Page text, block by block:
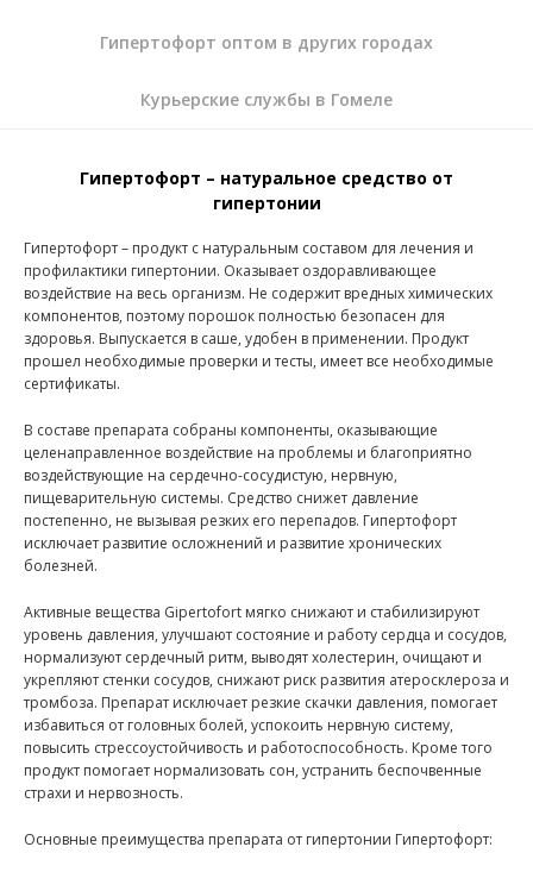
Гипертофорт оптом в других городах
Курьерские службы в Гомеле
Гипертофорт – натуральное средство от
гипертонии
Гипертофорт – продукт с натуральным составом для лечения и
профилактики гипертонии. Оказывает оздоравливающее
воздействие на весь организм. Не содержит вредных химических
компонентов, поэтому порошок полностью безопасен для
здоровья. Выпускается в саше, удобен в применении. Продукт
прошел необходимые проверки и тесты, имеет все необходимые
сертификаты.
В составе препарата собраны компоненты, оказывающие
целенаправленное воздействие на проблемы и благоприятно
воздействующие на сердечно-сосудистую, нервную,
пищеварительную системы. Средство снижет давление
постепенно, не вызывая резких его перепадов. Гипертофорт
исключает развитие осложнений и развитие хронических
болезней.
Активные вещества Gipertofort мягко снижают и стабилизируют
уровень давления, улучшают состояние и работу сердца и сосудов,
нормализуют сердечный ритм, выводят холестерин, очищают и
укрепляют стенки сосудов, снижают риск развития атеросклероза и
тромбоза. Препарат исключает резкие скачки давления, помогает
избавиться от головных болей, успокоить нервную систему,
повысить стрессоустойчивость и работоспособность. Кроме того
продукт помогает нормализовать сон, устранить беспочвенные
страхи и нервозность.
Основные преимущества препарата от гипертонии Гипертофорт: